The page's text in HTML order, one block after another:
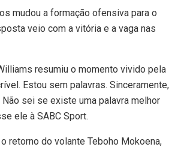
mudou a formação ofensiva para o
veio com a vitória e a vaga nas
resumiu o momento vivido pela
Estou sem palavras. Sinceramente,
sei se existe uma palavra melhor
ele à SABC Sport.
retorno do volante Teboho Mokoena,